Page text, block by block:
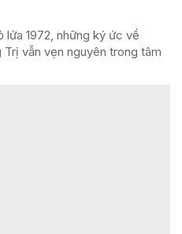
lửa 1972, những ký ức về
vẫn vẹn nguyên trong tâm